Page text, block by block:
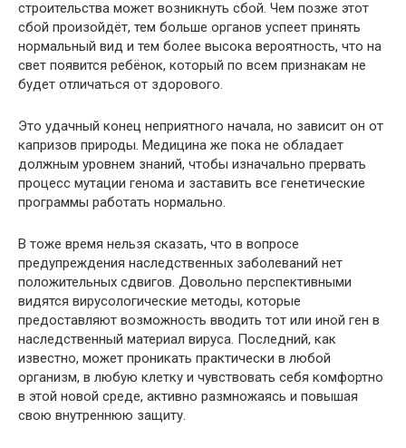
строительства может возникнуть сбой. Чем позже этот
сбой произойдёт, тем больше органов успеет принять
нормальный вид и тем более высока вероятность, что на
свет появится ребёнок, который по всем признакам не
будет отличаться от здорового.
Это удачный конец неприятного начала, но зависит он от
капризов природы. Медицина же пока не обладает
должным уровнем знаний, чтобы изначально прервать
процесс мутации генома и заставить все генетические
программы работать нормально.
В тоже время нельзя сказать, что в вопросе
предупреждения наследственных заболеваний нет
положительных сдвигов. Довольно перспективными
видятся вирусологические методы, которые
предоставляют возможность вводить тот или иной ген в
наследственный материал вируса. Последний, как
известно, может проникать практически в любой
организм, в любую клетку и чувствовать себя комфортно
в этой новой среде, активно размножаясь и повышая
свою внутреннюю защиту.